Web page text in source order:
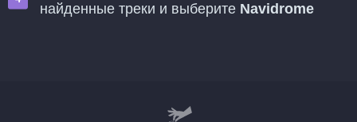
найденные треки и выберите Navidrome